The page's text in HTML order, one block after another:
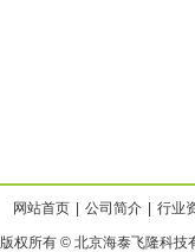
网站首页 公司简介 行业
版权所有 © 北京海泰飞隆科